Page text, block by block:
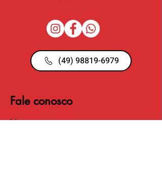
(49) 98819-6979
Fale conosco
Nome